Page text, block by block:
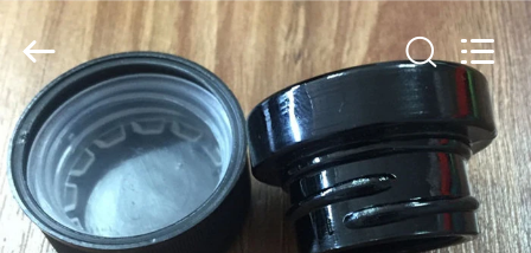
STARTSEITE
PRODUKTE
Reserved.
Developed
ECER